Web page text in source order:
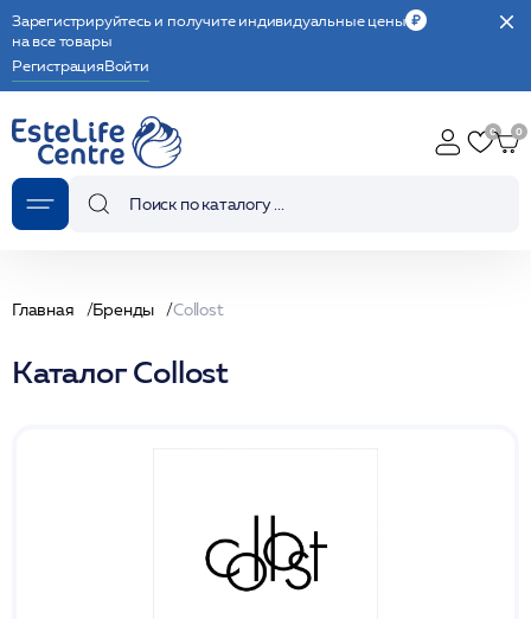
Зарегистрируйтесь и получите индивидуальные цены
на все товары
РегистрацияВойти
Главная Бренды Collost
Каталог Collost